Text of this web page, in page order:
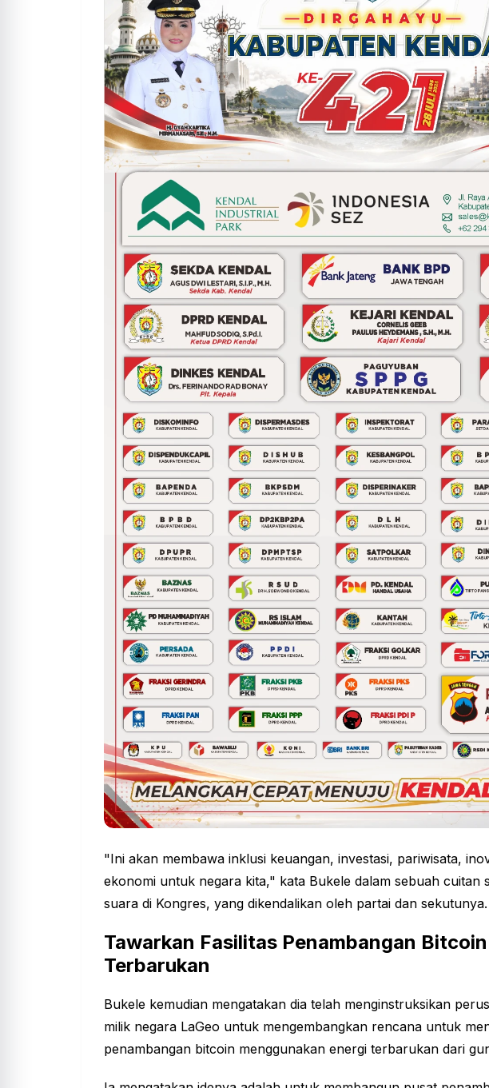
"Ini akan membawa inklusi keuangan, investasi, pariwisata,
ekonomi untuk negara kita," kata Bukele dalam sebuah cuitan
suara di Kongres, yang dikendalikan oleh partai dan sekutunya.
Tawarkan Fasilitas Penambangan
Terbarukan
Bukele kemudian mengatakan dia telah menginstruksikan
milik negara LaGeo untuk mengembangkan rencana untuk
penambangan bitcoin menggunakan energi terbarukan dari